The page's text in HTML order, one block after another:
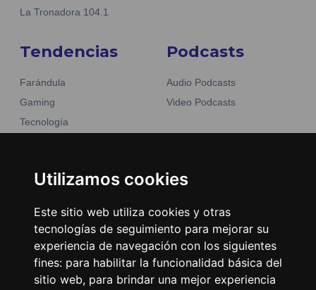
Utilizamos cookies
Este sitio web utiliza cookies y otras
tecnologías de seguimiento para mejorar su
experiencia de navegación con los siguientes
fines: para habilitar la funcionalidad básica del
sitio web, para brindar una mejor experiencia
La Tronadora 104.1
Tendencias
Farándula
Gaming
Tecnología
Noticias
Podcasts
Audio Podcasts
Video Podcasts
Emisoras Unidas
Encuéntranos
Contacto
Términos y condiciones